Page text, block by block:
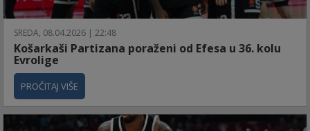
SREDA, 08.04.2026 | 22:48
Košarkaši Partizana poraženi od Efesa u 36. kolu
Evrolige
PROČITAJ VIŠE